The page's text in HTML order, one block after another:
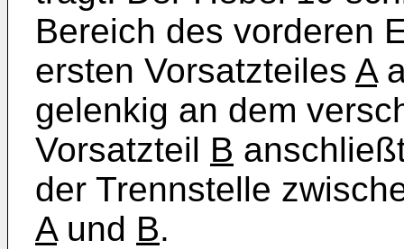
Bereich des vorderen
ersten Vorsatzteiles A
gelenkig an dem
Vorsatzteil B
der Trennstelle
Aund B.